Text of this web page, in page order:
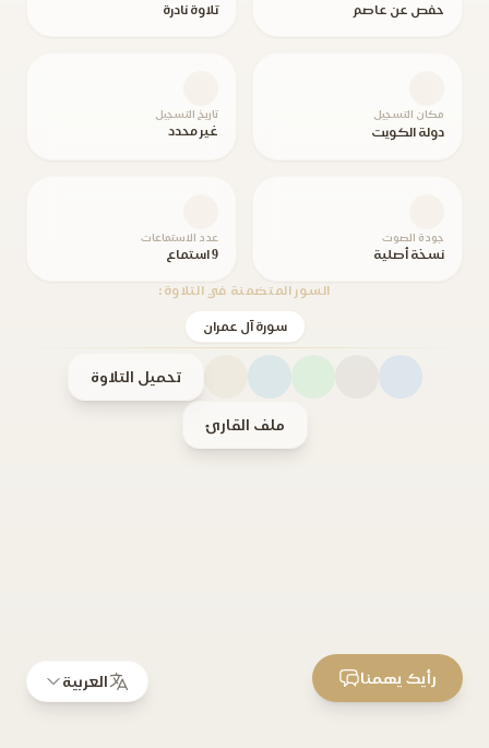
حفص عن عاصم تلاوة نادرة
مكان التسجيل
دولة الكويت
تاريخ التسجيل
غير محدد
جودة الصوت
نسخة أصلية
عدد الاستماعات
9 استماع
السور المتضمنة في التلاوة:
سورة آل عمران
تحميل التلاوة
ملف القارئ
العربية رأيك يهمنا